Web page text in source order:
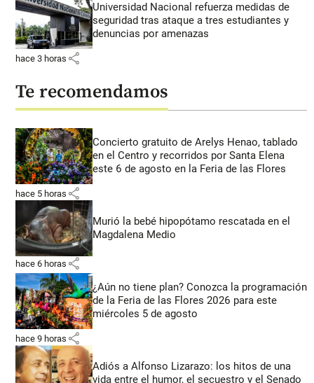
Universidad Nacional refuerza medidas de
seguridad tras ataque a tres estudiantes y
denuncias por amenazas
hace 3 horas share
Te recomendamos
Concierto gratuito de Arelys Henao, tablado
en el Centro y recorridos por Santa Elena
este 6 de agosto en la Feria de las Flores
hace 5 horas share
Murió la bebé hipopótamo rescatada en el
Magdalena Medio
hace 6 horas share
¿Aún no tiene plan? Conozca la programación
de la Feria de las Flores 2026 para este
miércoles 5 de agosto
hace 9 horas share
Adiós a Alfonso Lizarazo: los hitos de una
vida entre el humor, el secuestro y el Senado